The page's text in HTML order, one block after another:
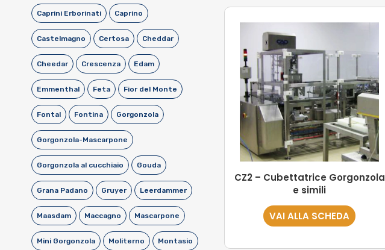
Caprini Erborinati Caprino
Castelmagno Certosa Cheddar
Cheedar Crescenza Edam
Emmenthal Feta Fior del Monte
Fontal Fontina Gorgonzola
Gorgonzola-Mascarpone
Gorgonzola al cucchiaio Gouda
Grana Padano Gruyer Leerdammer
Maasdam Maccagno Mascarpone
Mini Gorgonzola Moliterno Montasio
CZ2 – Cubettatrice Gorgonzola
e simili
VAI ALLA SCHEDA